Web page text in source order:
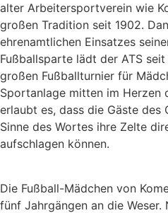
alter Arbeitersportverein wie
großen Tradition seit 1902.
ehrenamtlichen Einsatzes
Fußballsparte lädt der ATS
großen Fußballturnier für
Sportanlage mitten im Herzen
erlaubt es, dass die Gäste des
Sinne des Wortes ihre Zelte
aufschlagen können.
Die Fußball-Mädchen von
fünf Jahrgängen an die Weser.